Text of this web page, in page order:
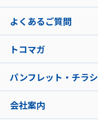
よくあるご質問
トコマガ
パンフレット・チラシ
会社案内